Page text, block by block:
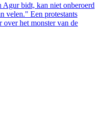
Agur bidt, kan niet onberoerd
velen." Een protestants
over het monster van de